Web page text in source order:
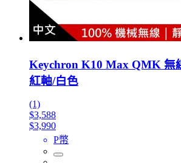
Keychron K10 Max QMK 無
紅軸/白色
(1)
$3,588
$3,990
P幣